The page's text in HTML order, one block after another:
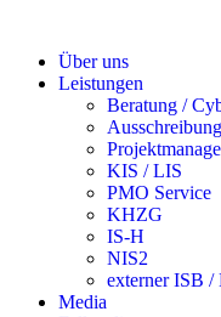
Über uns
Leistungen
Beratung /
Ausschreibung
KIS / LIS
PMO Service
KHZG
IS-H
NIS2
externer ISB /
Media